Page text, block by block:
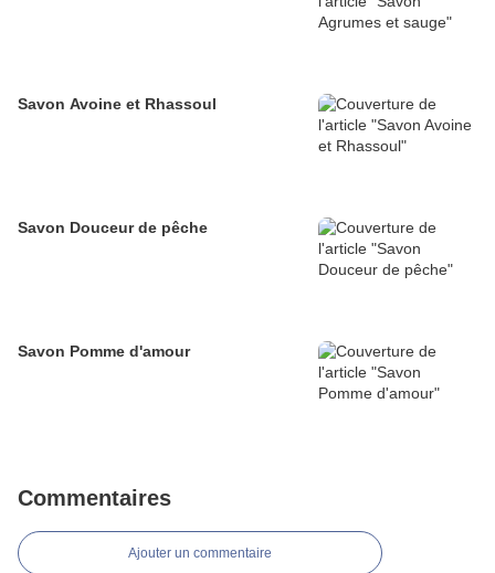
Savon Avoine et Rhassoul
Savon Douceur de pêche
Savon Pomme d'amour
Commentaires
Ajouter un commentaire